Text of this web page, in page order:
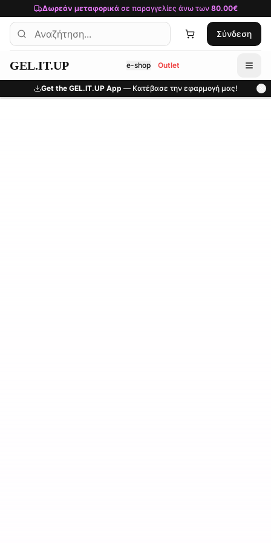
Μετάβαση στο κύριο περιεχόμενο
Δωρεάν μεταφορικάσε παραγγελίες άνω των 80.00€
Σύνδεση
GEL.IT.UP e-shop Outlet
Get the GEL.IT.UP App — Κατέβασε την εφαρμογή μας!